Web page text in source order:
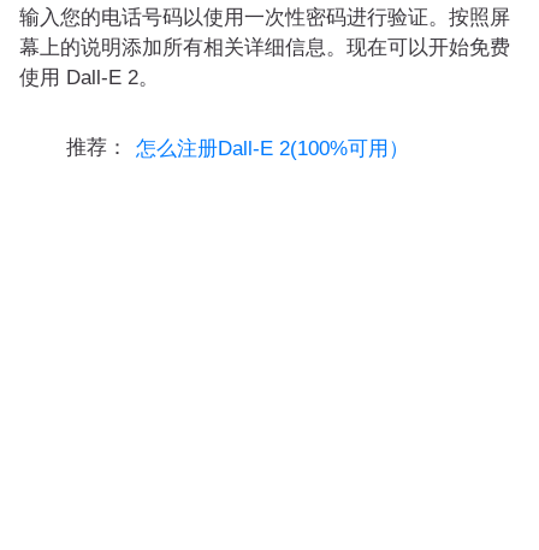
输入您的电话号码以使用一次性密码进行验证。按照屏
幕上的说明添加所有相关详细信息。现在可以开始免费
使用 Dall-E 2。
推荐： 怎么注册Dall-E 2(100%可用）